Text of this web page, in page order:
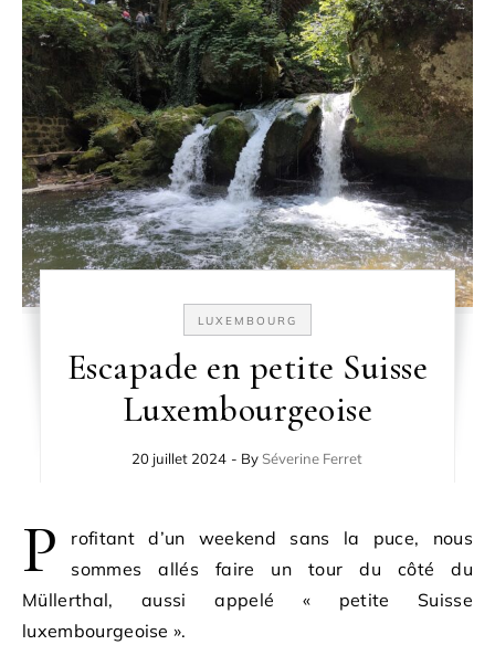
LUXEMBOURG
Escapade en petite Suisse
Luxembourgeoise
20 juillet 2024 - By Séverine Ferret
P
rofitant d’un weekend sans la puce, nous
sommes allés faire un tour du côté du
Müllerthal, aussi appelé « petite Suisse
luxembourgeoise ».